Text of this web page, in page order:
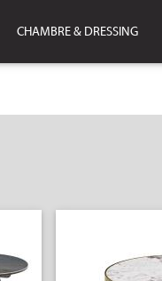
CHAMBRE & DRESSING